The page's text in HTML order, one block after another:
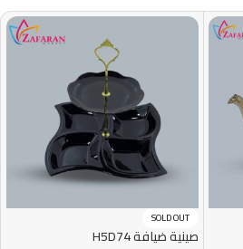
SOLD OUT
صينية ضيافة H5D74